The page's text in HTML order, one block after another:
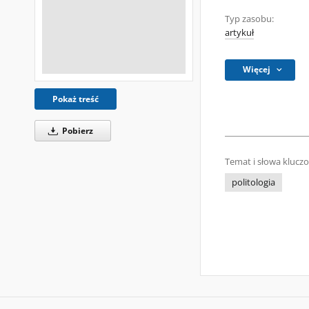
Pokaż treść
Pobierz
Typ zasobu:
artykuł
Więcej
Temat i słowa
politologia